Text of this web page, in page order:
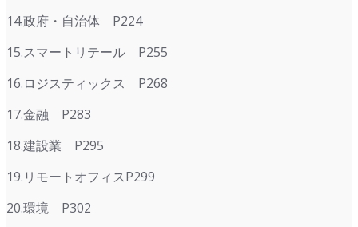
14.政府・自治体 P224
15.スマートリテール P255
16.ロジスティックス P268
17.金融 P283
18.建設業 P295
19.リモートオフィスP299
20.環境 P302